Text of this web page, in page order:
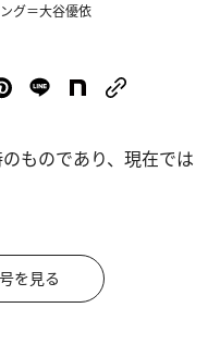
グ＝大谷優依
ものであり、現在では
を見る